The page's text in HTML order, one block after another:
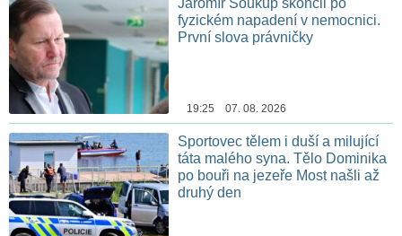
fyzickém napadení v nemocnici.
První slova právničky
19:25 07. 08. 2026
Sportovec tělem i duší a milující
táta malého syna. Tělo Dominika
po bouři na jezeře Most našli až
druhý den